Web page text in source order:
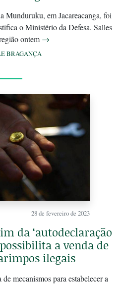
Munduruku, em Jacareacanga, foi
o Ministério da Defesa. Salles
ontem →
BRAGANÇA
28 de fevereiro de 2023
da ‘autodeclaração
a venda de
ilegais
mecanismos para estabelecer a